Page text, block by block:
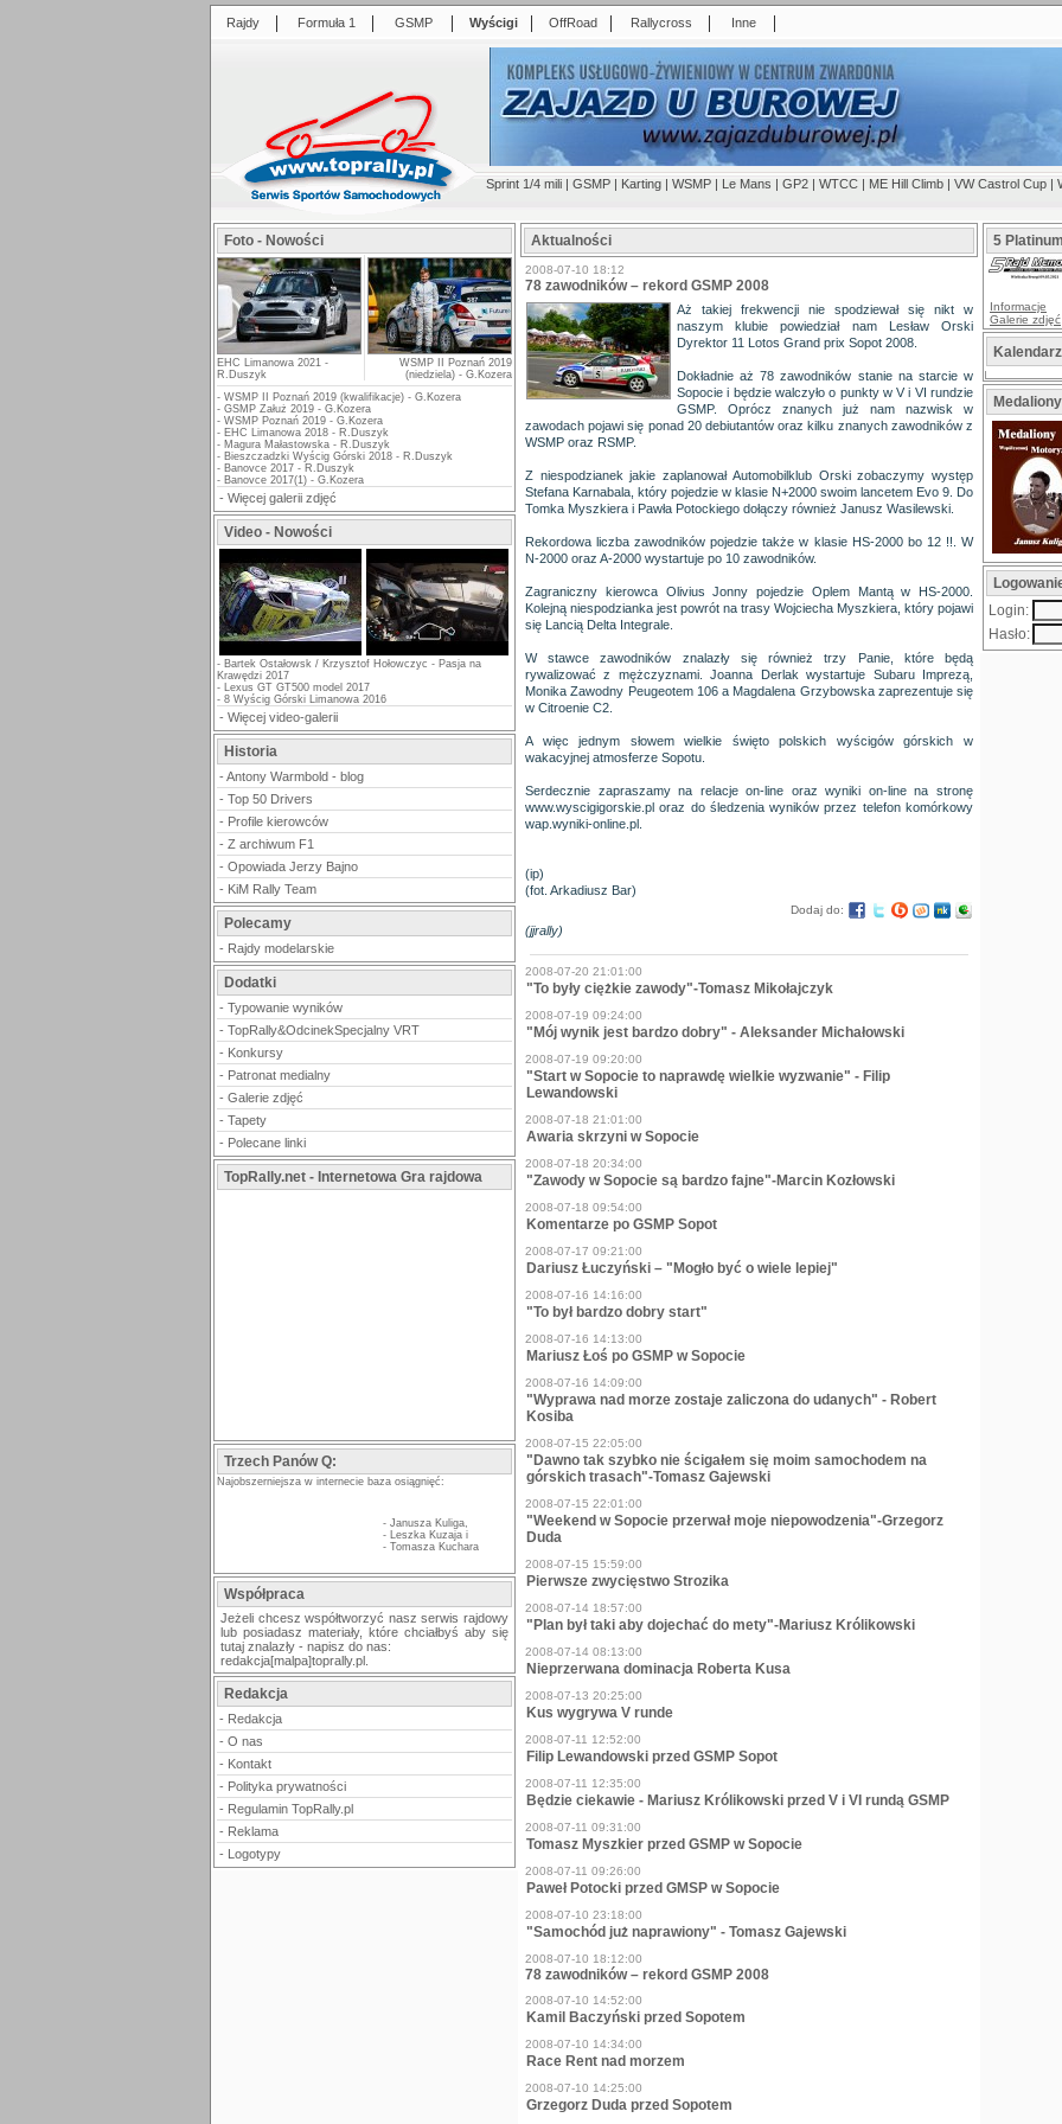
Rajdy | Formuła 1 | GSMP | Wyścigi | OffRoad | Rallycross | Inne |
Sprint 1/4 mili | GSMP | Karting | WSMP | Le Mans | GP2 | WTCC | ME Hill Climb | VW Castrol Cup |
Foto - Nowości
EHC Limanowa 2021 -
R.Duszyk
WSMP II Poznań 2019
(niedziela) - G.Kozera
- WSMP II Poznań 2019 (kwalifikacje) - G.Kozera
- GSMP Załuż 2019 - G.Kozera
- WSMP Poznań 2019 - G.Kozera
- EHC Limanowa 2018 - R.Duszyk
- Magura Małastowska - R.Duszyk
- Bieszczadzki Wyścig Górski 2018 - R.Duszyk
- Banovce 2017 - R.Duszyk
- Banovce 2017(1) - G.Kozera
- Więcej galerii zdjęć
Video - Nowości
- Bartek Ostałowsk / Krzysztof Hołowczyc - Pasja na
Krawędzi 2017
- Lexus GT GT500 model 2017
- 8 Wyścig Górski Limanowa 2016
- Więcej video-galerii
Historia
- Antony Warmbold - blog
- Top 50 Drivers
- Profile kierowców
- Z archiwum F1
- Opowiada Jerzy Bajno
- KiM Rally Team
Polecamy
- Rajdy modelarskie
Dodatki
- Typowanie wyników
- TopRally&OdcinekSpecjalny VRT
- Konkursy
- Patronat medialny
- Galerie zdjęć
- Tapety
- Polecane linki
TopRally.net - Internetowa Gra rajdowa
Trzech Panów Q:
Najobszerniejsza w internecie baza osiągnięć:
- Janusza Kuliga,
- Leszka Kuzaja i
- Tomasza Kuchara
Współpraca
Jeżeli chcesz współtworzyć nasz serwis rajdowy
lub posiadasz materiały, które chciałbyś aby się
tutaj znalazły - napisz do nas:
redakcja[malpa]toprally.pl.
Redakcja
- Redakcja
- O nas
- Kontakt
- Polityka prywatności
- Regulamin TopRally.pl
- Reklama
- Logotypy
Aktualności
2008-07-10 18:12
78 zawodników – rekord GSMP 2008
Aż takiej frekwencji nie spodziewał się nikt w
naszym klubie powiedział nam Lesław Orski
Dyrektor 11 Lotos Grand prix Sopot 2008.
Dokładnie aż 78 zawodników stanie na starcie w
Sopocie i będzie walczyło o punkty w V i VI rundzie
GSMP. Oprócz znanych już nam nazwisk w
zawodach pojawi się ponad 20 debiutantów oraz kilku znanych zawodników z
WSMP oraz RSMP.
Z niespodzianek jakie zaplanował Automobilklub Orski zobaczymy występ
Stefana Karnabala, który pojedzie w klasie N+2000 swoim lancetem Evo 9. Do
Tomka Myszkiera i Pawła Potockiego dołączy również Janusz Wasilewski.
Rekordowa liczba zawodników pojedzie także w klasie HS-2000 bo 12 !!. W
N-2000 oraz A-2000 wystartuje po 10 zawodników.
Zagraniczny kierowca Olivius Jonny pojedzie Oplem Mantą w HS-2000.
Kolejną niespodzianka jest powrót na trasy Wojciecha Myszkiera, który pojawi
się Lancią Delta Integrale.
W stawce zawodników znalazły się również trzy Panie, które będą
rywalizować z mężczyznami. Joanna Derlak wystartuje Subaru Imprezą,
Monika Zawodny Peugeotem 106 a Magdalena Grzybowska zaprezentuje się
w Citroenie C2.
A więc jednym słowem wielkie święto polskich wyścigów górskich w
wakacyjnej atmosferze Sopotu.
Serdecznie zapraszamy na relacje on-line oraz wyniki on-line na stronę
www.wyscigigorskie.pl oraz do śledzenia wyników przez telefon komórkowy
wap.wyniki-online.pl.
(ip)
(fot. Arkadiusz Bar)
Dodaj do:
(jjrally)
2008-07-20 21:01:00
"To były ciężkie zawody"-Tomasz Mikołajczyk
2008-07-19 09:24:00
"Mój wynik jest bardzo dobry" - Aleksander Michałowski
2008-07-19 09:20:00
"Start w Sopocie to naprawdę wielkie wyzwanie" - Filip
Lewandowski
2008-07-18 21:01:00
Awaria skrzyni w Sopocie
2008-07-18 20:34:00
"Zawody w Sopocie są bardzo fajne"-Marcin Kozłowski
2008-07-18 09:54:00
Komentarze po GSMP Sopot
2008-07-17 09:21:00
Dariusz Łuczyński – "Mogło być o wiele lepiej"
2008-07-16 14:16:00
"To był bardzo dobry start"
2008-07-16 14:13:00
Mariusz Łoś po GSMP w Sopocie
2008-07-16 14:09:00
"Wyprawa nad morze zostaje zaliczona do udanych" - Robert
Kosiba
2008-07-15 22:05:00
"Dawno tak szybko nie ścigałem się moim samochodem na
górskich trasach"-Tomasz Gajewski
2008-07-15 22:01:00
"Weekend w Sopocie przerwał moje niepowodzenia"-Grzegorz
Duda
2008-07-15 15:59:00
Pierwsze zwycięstwo Strozika
2008-07-14 18:57:00
"Plan był taki aby dojechać do mety"-Mariusz Królikowski
2008-07-14 08:13:00
Nieprzerwana dominacja Roberta Kusa
2008-07-13 20:25:00
Kus wygrywa V runde
2008-07-11 12:52:00
Filip Lewandowski przed GSMP Sopot
2008-07-11 12:35:00
Będzie ciekawie - Mariusz Królikowski przed V i VI rundą GSMP
2008-07-11 09:31:00
Tomasz Myszkier przed GSMP w Sopocie
2008-07-11 09:26:00
Paweł Potocki przed GMSP w Sopocie
2008-07-10 23:18:00
"Samochód już naprawiony" - Tomasz Gajewski
2008-07-10 18:12:00
78 zawodników – rekord GSMP 2008
2008-07-10 14:52:00
Kamil Baczyński przed Sopotem
2008-07-10 14:34:00
Race Rent nad morzem
2008-07-10 14:25:00
Grzegorz Duda przed Sopotem
5
Informacje
Galerie zdjęć
Login:
Hasło: